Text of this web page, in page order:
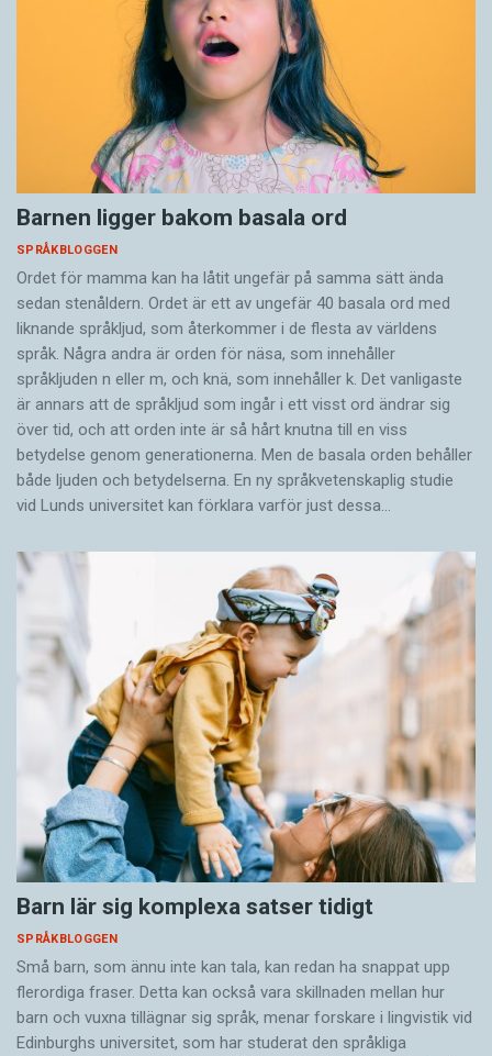
Barnen ligger bakom basala ord
SPRÅKBLOGGEN
Ordet för mamma kan ha låtit ungefär på samma sätt ända
sedan stenåldern. Ordet är ett av ungefär 40 basala ord med
liknande språkljud, som återkommer i de flesta av världens
språk. Några andra är orden för näsa, som innehåller
språkljuden n eller m, och knä, som innehåller k. Det vanligaste
är annars att de språkljud som ingår i ett visst ord ändrar sig
över tid, och att orden inte är så hårt knutna till en viss
betydelse genom generationerna. Men de basala orden behåller
både ljuden och betydelserna. En ny språkvetenskaplig studie
vid Lunds universitet kan förklara varför just dessa…
Barn lär sig komplexa satser tidigt
SPRÅKBLOGGEN
Små barn, som ännu inte kan tala, kan redan ha snappat upp
flerordiga fraser. Detta kan också vara skillnaden mellan hur
barn och vuxna tillägnar sig språk, menar forskare i lingvistik vid
Edinburghs universitet, som har studerat den språkliga